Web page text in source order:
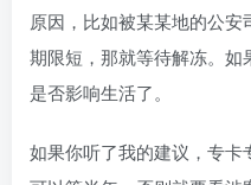
原因，比如被某某地的公
期限短，那就等待解冻。
是否影响生活了。
如果你听了我的建议，专